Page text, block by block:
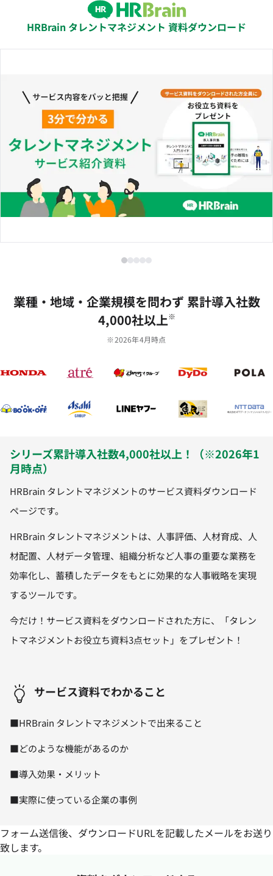
HRBrain タレントマネジメント 資料ダウンロード
業種‧地域‧企業規模を問わず 累計導⼊社数
4,000社以上※
※2026年4月時点
シリーズ累計導入社数4,000社以上！（※2026年1
月時点）
HRBrain タレントマネジメントのサービス資料ダウンロード
ページです。
HRBrain タレントマネジメントは、人事評価、人材育成、人
材配置、人材データ管理、組織分析など人事の重要な業務を
効率化し、蓄積したデータをもとに効果的な人事戦略を実現
するツールです。
今だけ！サービス資料をダウンロードされた方に、「タレン
トマネジメントお役立ち資料3点セット」をプレゼント！
サービス資料でわかること
■HRBrain タレントマネジメントで出来ること
■どのような機能があるのか
■導入効果・メリット
■実際に使っている企業の事例
フォーム送信後、ダウンロードURLを記載したメールをお送り
致します。